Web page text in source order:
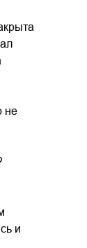
не
и